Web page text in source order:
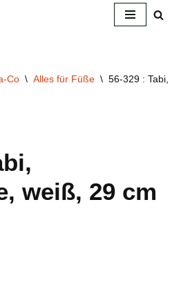
Co \ Alles für Füße \ 56-329 : Tabi,
weiß, 29 cm